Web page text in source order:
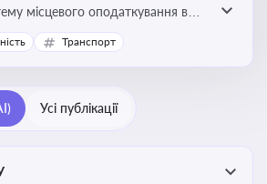
місцевого оподаткування в
збір, плату за
земельні ділянки, за паркування транспорту
Транспорт
Усі публікації